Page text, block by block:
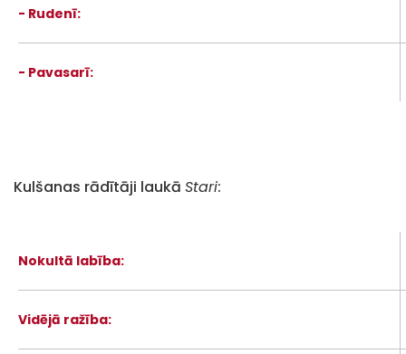
- Rudenī:
- Pavasarī:
Kulšanas rādītāji laukā Stari:
Nokultā labība:
Vidējā ražība: